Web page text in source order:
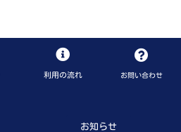
利用の流れ お問い合わせ
お知らせ